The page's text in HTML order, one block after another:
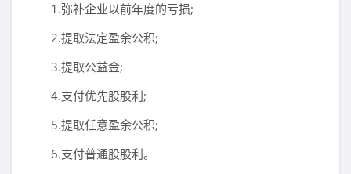
1.弥补企业以前年度的亏损;
2.提取法定盈余公积;
3.提取公益金;
4.支付优先股股利;
5.提取任意盈余公积;
6.支付普通股股利。